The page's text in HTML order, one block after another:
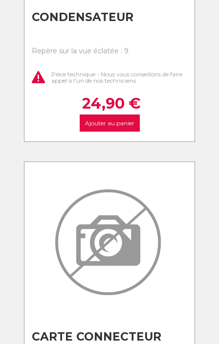
CONDENSATEUR
Repère sur la vue éclatée : 9
Pièce technique - Nous vous conseillons de faire
appel à l'un de nos techniciens
24,90 €
Ajouter au panier
CARTE CONNECTEUR